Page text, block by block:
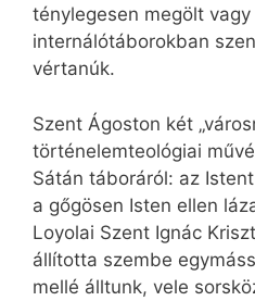
ténylegesen megölt
internálótáborokban
vértanúk.
Szent Ágoston két
történelemteológiai
Sátán táboráról: az
a gőgösen Isten ellen
Loyolai Szent Ignác
állította szembe
mellé álltunk, vele